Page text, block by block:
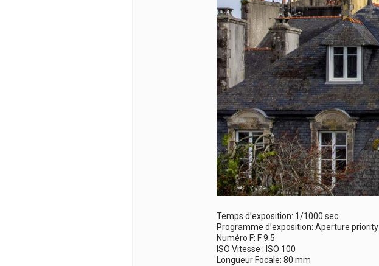
Temps d’exposition: 1/1000 sec
Programme d’exposition: Aperture priority
Numéro F: F 9.5
ISO Vitesse : ISO 100
Longueur Focale: 80 mm